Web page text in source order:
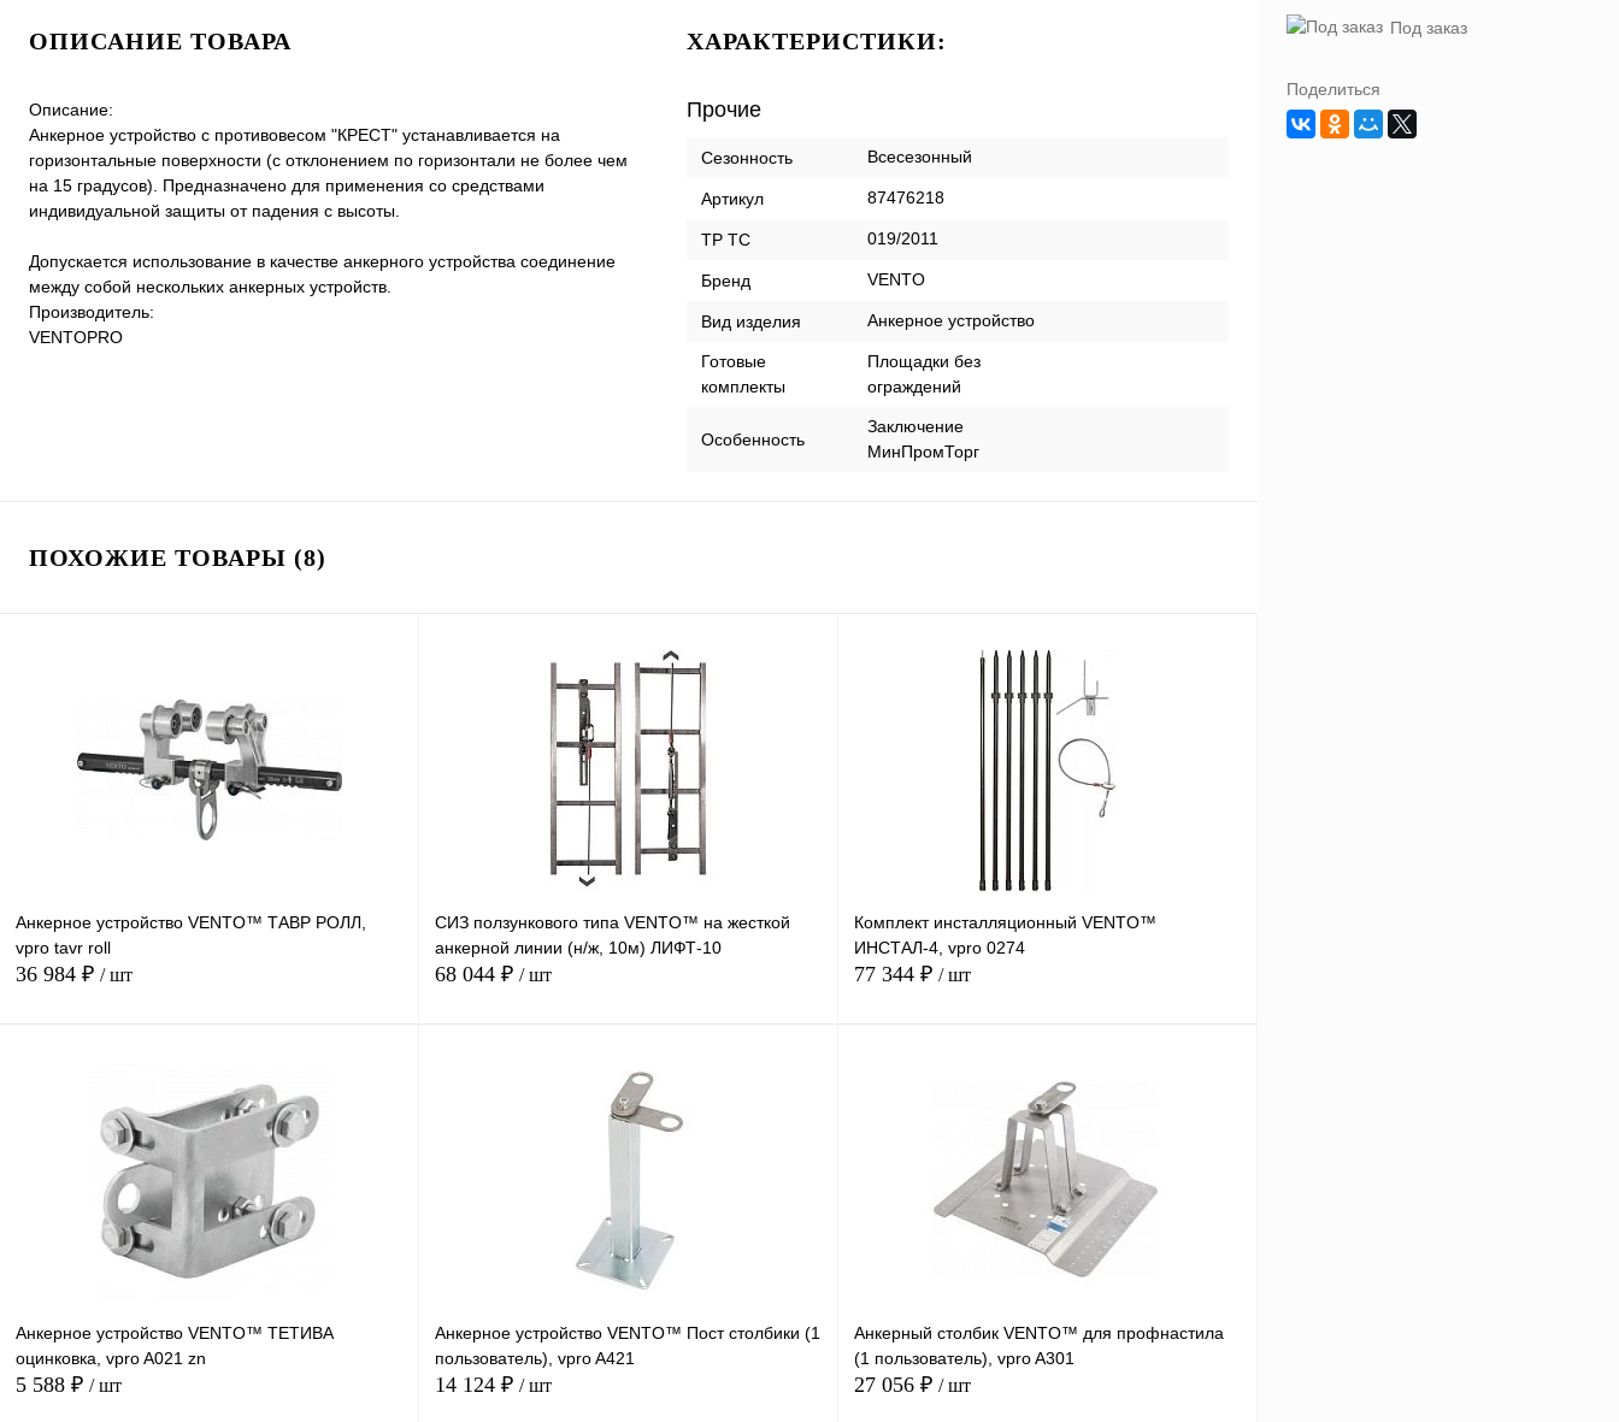
ОПИСАНИЕ ТОВАРА
Описание:
Анкерное устройство с противовесом "КРЕСТ" устанавливается на
горизонтальные поверхности (с отклонением по горизонтали не более чем
на 15 градусов). Предназначено для применения со средствами
индивидуальной защиты от падения с высоты.
Допускается использование в качестве анкерного устройства соединение
между собой нескольких анкерных устройств.
Производитель:
VENTOPRO
ХАРАКТЕРИСТИКИ:
Прочие
Сезонность Всесезонный
Артикул 87476218
ТР ТС 019/2011
Бренд VENTO
Вид изделия Анкерное устройство
Готовые
комплекты
Площадки без
ограждений
Особенность
Заключение
МинПромТорг
ПОХОЖИЕ ТОВАРЫ (8)
Анкерное устройство VENTO™ ТАВР РОЛЛ,
vpro tavr roll
36 984 ₽ / шт
Купить в
В избранное
СИЗ ползункового типа VENTO™ на жесткой
анкерной линии (н/ж, 10м) ЛИФТ-10
68 044 ₽ / шт
Комплект инсталляционный VENTO™
ИНСТАЛ-4, vpro 0274
77 344 ₽ / шт
Купить в
В избранное
Анкерное устройство VENTO™ ТЕТИВА
оцинковка, vpro A021 zn
5 588 ₽ / шт
Анкерное устройство VENTO™ Пост столбики (1
пользователь), vpro A421
14 124 ₽ / шт
Анкерный столбик VENTO™ для профнастила
(1 пользователь), vpro A301
27 056 ₽ / шт
Под заказ
Поделиться